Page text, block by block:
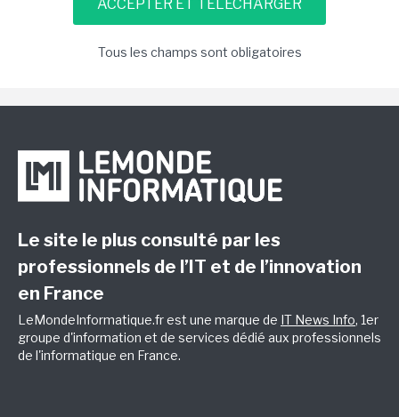
Tous les champs sont obligatoires
Le site le plus consulté par les
professionnels de l’IT et de l’innovation
en France
LeMondeInformatique.fr est une marque de IT News Info, 1er
groupe d'information et de services dédié aux professionnels
de l'informatique en France.